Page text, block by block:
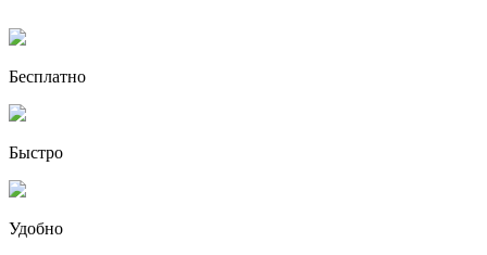
Бесплатно
Быстро
Удобно